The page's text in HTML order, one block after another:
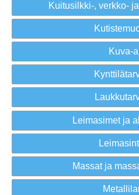
Kuitusilkki-, verkko-
Kuva-
Leimasimet ja
Massat ja